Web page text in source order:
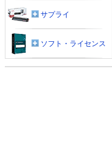
サプライ
ソフト・ライセンス